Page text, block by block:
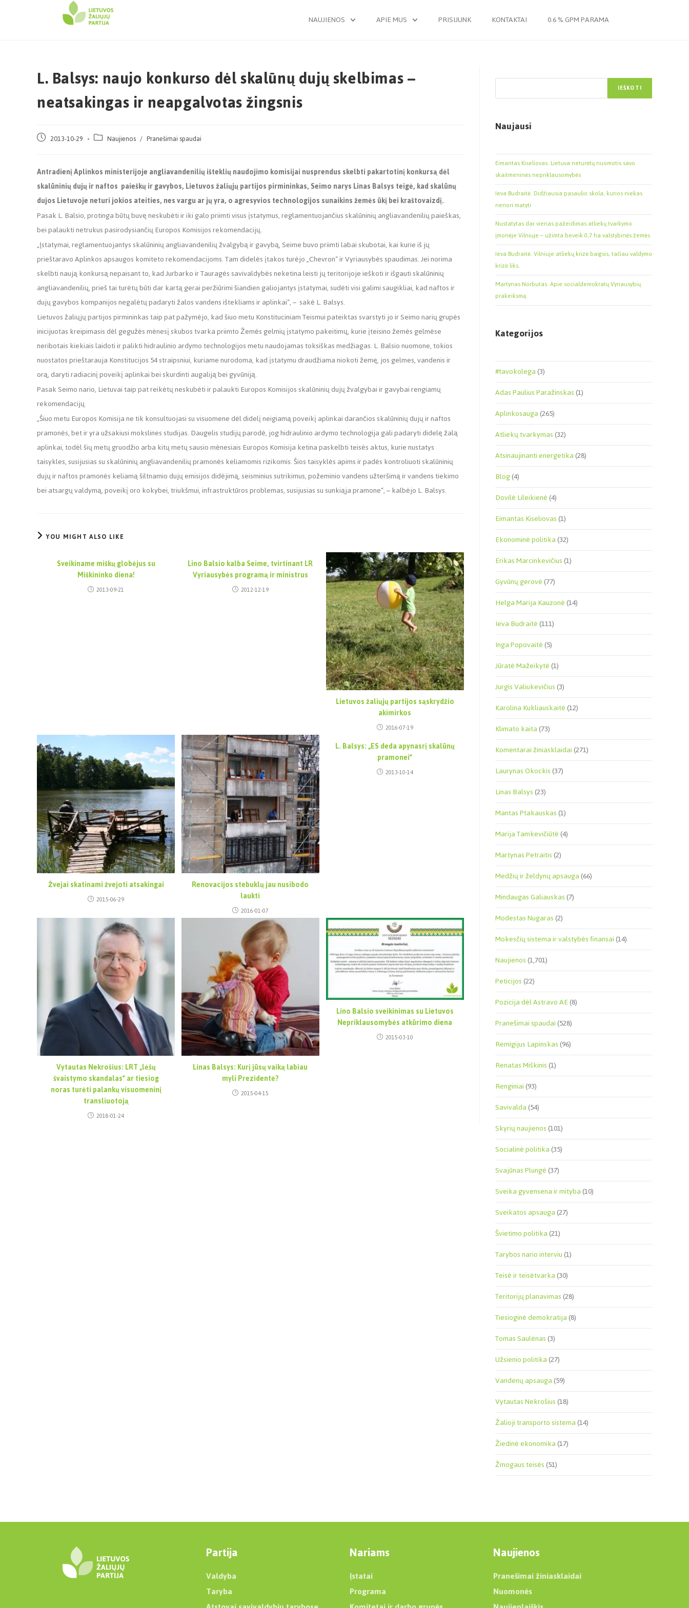
NAUJIENOS APIE MUS PRISIJUNK KONTAKTAI 0.6 % GPM PARAMA
L. Balsys: naujo konkurso dėl skalūnų dujų skelbimas –
neatsakingas ir neapgalvotas žingsnis
2013-10-29 Naujienos / Pranešimai spaudai
Antradienį Aplinkos ministerijoje angliavandenilių išteklių naudojimo komisijai nusprendus skelbti pakartotinį konkursą dėl
skalūninių dujų ir naftos paieškų ir gavybos, Lietuvos žaliųjų partijos pirmininkas, Seimo narys Linas Balsys teigė, kad skalūnų
dujos Lietuvoje neturi jokios ateities, nes vargu ar jų yra, o agresyvios technologijos sunaikins žemės ūkį bei kraštovaizdį.
Pasak L. Balsio, protinga būtų buvę neskubėti ir iki galo priimti visus įstatymus, reglamentuojančius skalūninių angliavandenilių paieškas,
bei palaukti netrukus pasirodysiančių Europos Komisijos rekomendacijų.
„Įstatymai, reglamentuojantys skalūninių angliavandenilių žvalgybą ir gavybą, Seime buvo priimti labai skubotai, kai kurie iš jų
prieštaravo Aplinkos apsaugos komiteto rekomendacijoms. Tam didelės įtakos turėjo „Chevron“ ir Vyriausybės spaudimas. Jei norima
skelbti naują konkursą nepaisant to, kad Jurbarko ir Tauragės savivaldybės neketina leisti jų teritorijoje ieškoti ir išgauti skalūninių
angliavandenilių, prieš tai turėtų būti dar kartą gerai peržiūrimi šiandien galiojantys įstatymai, sudėti visi galimi saugikliai, kad naftos ir
dujų gavybos kompanijos negalėtų padaryti žalos vandens ištekliams ir aplinkai“, – sakė L. Balsys.
Lietuvos žaliųjų partijos pirmininkas taip pat pažymėjo, kad šiuo metu Konstituciniam Teismui pateiktas svarstyti jo ir Seimo narių grupės
inicijuotas kreipimasis dėl gegužės mėnesį skubos tvarka priimto Žemės gelmių įstatymo pakeitimų, kurie įteisino žemės gelmėse
neribotais kiekiais laidoti ir palikti hidraulinio ardymo technologijos metu naudojamas toksiškas medžiagas. L. Balsio nuomone, tokios
nuostatos prieštarauja Konstitucijos 54 straipsniui, kuriame nurodoma, kad įstatymu draudžiama niokoti žemę, jos gelmes, vandenis ir
orą, daryti radiacinį poveikį aplinkai bei skurdinti augaliją bei gyvūniją.
Pasak Seimo nario, Lietuvai taip pat reikėtų neskubėti ir palaukti Europos Komisijos skalūninių dujų žvalgybai ir gavybai rengiamų
rekomendacijų.
„Šiuo metu Europos Komisija ne tik konsultuojasi su visuomene dėl didelį neigiamą poveikį aplinkai darančios skalūninių dujų ir naftos
pramonės, bet ir yra užsakiusi mokslines studijas. Daugelis studijų parodė, jog hidraulinio ardymo technologija gali padaryti didelę žalą
aplinkai, todėl šių metų gruodžio arba kitų metų sausio mėnesiais Europos Komisija ketina paskelbti teisės aktus, kurie nustatys
taisykles, susijusias su skalūninių angliavandenilių pramonės keliamomis rizikomis. Šios taisyklės apims ir padės kontroliuoti skalūninių
dujų ir naftos pramonės keliamą šiltnamio dujų emisijos didėjimą, seisminius sutrikimus, požeminio vandens užteršimą ir vandens tiekimo
bei atsargų valdymą, poveikį oro kokybei, triukšmui, infrastruktūros problemas, susijusias su sunkiąja pramone“, – kalbėjo L. Balsys.
YOU MIGHT ALSO LIKE
Sveikiname miškų globėjus su
Miškininko diena!
2013-09-21
Lino Balsio kalba Seime, tvirtinant LR
Vyriausybės programą ir ministrus
2012-12-19
Lietuvos žaliųjų partijos sąskrydžio
akimirkos
2016-07-19
Žvejai skatinami žvejoti atsakingai
2015-06-29
Renovacijos stebuklų jau nusibodo
laukti
2016-01-07
L. Balsys: „ES deda apynasrį skalūnų
pramonei“
2013-10-14
Vytautas Nekrošius: LRT „lėšų
švaistymo skandalas“ ar tiesiog
noras turėti palankų visuomeninį
transliuotoją
2018-01-24
Linas Balsys: Kurį jūsų vaiką labiau
myli Prezidentė?
2015-04-15
Lino Balsio sveikinimas su Lietuvos
Nepriklausomybės atkūrimo diena
2015-03-10
IEŠKOTI
Naujausi
Eimantas Kiseliovas. Lietuva neturėtų nuomotis savo
skaitmeninės nepriklausomybės
Ieva Budraitė. Didžiausia pasaulio skola, kurios niekas
nenori matyti
Nustatytas dar vienas pažeidimas atliekų tvarkymo
įmonėje Vilniuje – užimta beveik 0,7 ha valstybinės žemės
Ieva Budraitė. Vilniuje atliekų krizė baigsis, tačiau valdymo
krizė liks.
Martynas Norbutas. Apie socialdemokratų Vyriausybių
prakeiksmą
Kategorijos
#tavokolega(3)
Adas Paulius Paražinskas(1)
Aplinkosauga(265)
Atliekų tvarkymas(32)
Atsinaujinanti energetika(28)
Blog(4)
Dovilė Lileikienė(4)
Eimantas Kiseliovas(1)
Ekonominė politika(32)
Erikas Marcinkevičius(1)
Gyvūnų gerovė(77)
Helga Marija Kauzonė(14)
Ieva Budraitė(111)
Inga Popovaitė(5)
Jūratė Mažeikytė(1)
Jurgis Valiukevičius(3)
Karolina Kukliauskaitė(12)
Klimato kaita(73)
Komentarai žiniasklaidai(271)
Laurynas Okockis(37)
Linas Balsys(23)
Mantas Ptakauskas(1)
Marija Tamkevičiūtė(4)
Martynas Petraitis(2)
Medžių ir želdynų apsauga(66)
Mindaugas Galiauskas(7)
Modestas Nugaras(2)
Mokesčių sistema ir valstybės finansai(14)
Naujienos(1,701)
Peticijos(22)
Pozicija dėl Astravo AE(8)
Pranešimai spaudai(528)
Remigijus Lapinskas(96)
Renatas Miškinis(1)
Renginiai(93)
Savivalda(54)
Skyrių naujienos(101)
Socialinė politika(35)
Svajūnas Plungė(37)
Sveika gyvensena ir mityba(10)
Sveikatos apsauga(27)
Švietimo politika(21)
Tarybos nario interviu(1)
Teisė ir teisėtvarka(30)
Teritorijų planavimas(28)
Tiesioginė demokratija(8)
Tomas Saulėnas(3)
Užsienio politika(27)
Vandenų apsauga(59)
Vytautas Nekrošius(18)
Žalioji transporto sistema(14)
Žiedinė ekonomika(17)
Žmogaus teisės(51)
Partija
Valdyba
Taryba
Nariams
Įstatai
Programa
Naujienos
Pranešimai žiniasklaidai
Nuomonės